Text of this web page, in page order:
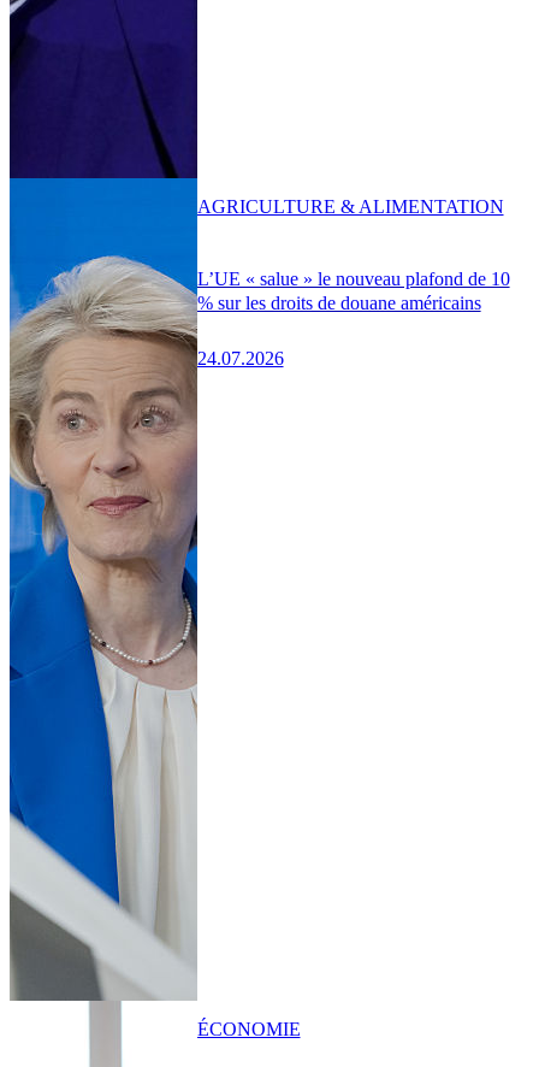
L’UE « salue » le nouveau plafond de 10
% sur les droits de douane américains
24.07.2026
AGRICULTURE & ALIMENTATION
ÉCONOMIE